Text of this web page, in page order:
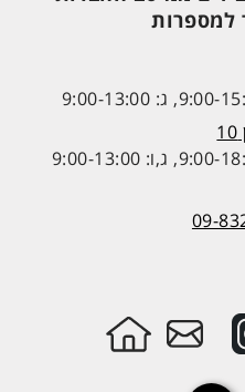
למספרות
09-